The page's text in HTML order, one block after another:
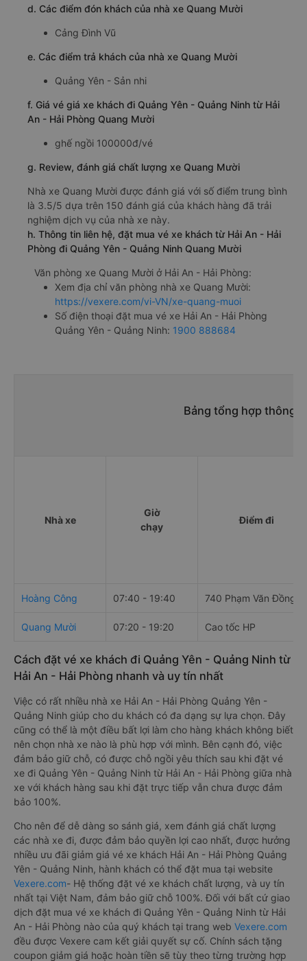
d. Các điểm đón khách của nhà xe Quang Mười
Cảng Đình Vũ
e. Các điểm trả khách của nhà xe Quang Mười
Quảng Yên - Sản nhi
f. Giá vé giá xe khách đi Quảng Yên - Quảng Ninh từ Hải
An - Hải Phòng Quang Mười
ghế ngồi 100000đ/vé
g. Review, đánh giá chất lượng xe Quang Mười
Nhà xe Quang Mười được đánh giá với số điểm trung bình
là 3.5/5 dựa trên 150 đánh giá của khách hàng đã trải
nghiệm dịch vụ của nhà xe này.
h. Thông tin liên hệ, đặt mua vé xe khách từ Hải An - Hải
Phòng đi Quảng Yên - Quảng Ninh Quang Mười
Văn phòng xe Quang Mười ở Hải An - Hải Phòng:
Xem địa chỉ văn phòng nhà xe Quang Mười:
https://vexere.com/vi-VN/xe-quang-muoi
Số điện thoại đặt mua vé xe Hải An - Hải Phòng
Quảng Yên - Quảng Ninh: 1900 888684
Bảng tổng hợp thông
Nhà xe
Giờ
chạy
Điểm đi
Hoàng Công 07:40 - 19:40 740 Phạm Văn Đồng
Quang Mười 07:20 - 19:20 Cao tốc HP
Cách đặt vé xe khách đi Quảng Yên - Quảng Ninh từ
Hải An - Hải Phòng nhanh và uy tín nhất
Việc có rất nhiều nhà xe Hải An - Hải Phòng Quảng Yên -
Quảng Ninh giúp cho du khách có đa dạng sự lựa chọn. Đây
cũng có thể là một điều bất lợi làm cho hàng khách không biết
nên chọn nhà xe nào là phù hợp với mình. Bên cạnh đó, việc
đảm bảo giữ chỗ, có được chỗ ngồi yêu thích sau khi đặt vé
xe đi Quảng Yên - Quảng Ninh từ Hải An - Hải Phòng giữa nhà
xe với khách hàng sau khi đặt trực tiếp vẫn chưa được đảm
bảo 100%.
Cho nên để dễ dàng so sánh giá, xem đánh giá chất lượng
các nhà xe đi, được đảm bảo quyền lợi cao nhất, được hưởng
nhiều ưu đãi giảm giá vé xe khách Hải An - Hải Phòng Quảng
Yên - Quảng Ninh, hành khách có thể đặt mua tại website
Vexere.com- Hệ thống đặt vé xe khách chất lượng, và uy tín
nhất tại Việt Nam, đảm bảo giữ chỗ 100%. Đối với bất cứ giao
dịch đặt mua vé xe khách đi Quảng Yên - Quảng Ninh từ Hải
An - Hải Phòng nào của quý khách tại trang web Vexere.com
đều được Vexere cam kết giải quyết sự cố. Chính sách tặng
coupon giảm giá hoặc hoàn tiền sẽ tùy theo từng trường hợp